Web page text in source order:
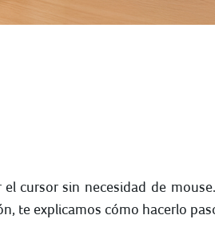
cursor sin necesidad de
te explicamos cómo hacerlo